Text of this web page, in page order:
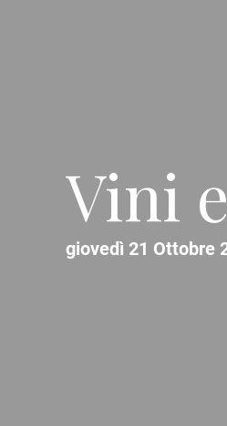
Vini
giovedì 21 Ottobre